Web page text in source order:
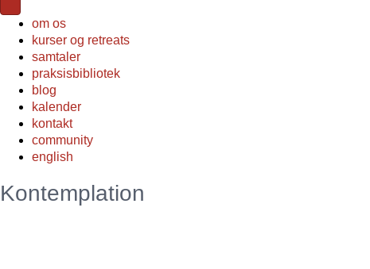
om os
kurser og retreats
samtaler
praksisbibliotek
blog
kalender
kontakt
community
english
Kontemplation